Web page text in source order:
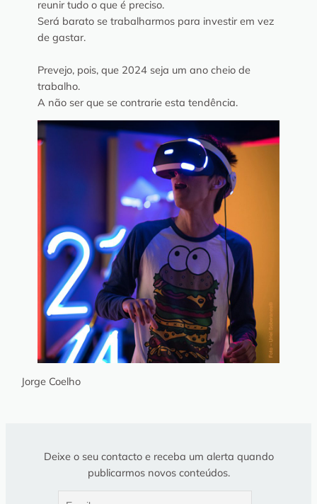
reunir tudo o que é preciso.
Será barato se trabalharmos para investir em vez
de gastar.
Prevejo, pois, que 2024 seja um ano cheio de
trabalho.
A não ser que se contrarie esta tendência.
Jorge Coelho
Deixe o seu contacto e receba um alerta quando
publicarmos novos conteúdos.